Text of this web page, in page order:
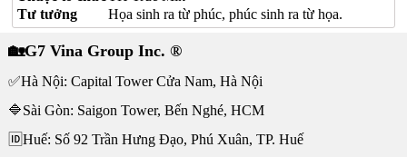
Tư tưởng
Họa sinh ra từ phúc, phúc sinh ra từ họa.
🏡G7 Vina Group Inc. ®
✅Hà Nội: Capital Tower Cửa Nam, Hà Nội
🔷Sài Gòn: Saigon Tower, Bến Nghé, HCM
🆔Huế: Số 92 Trần Hưng Đạo, Phú Xuân, TP. Huế